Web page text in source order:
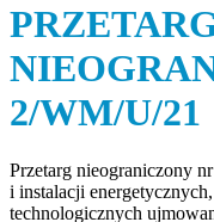
2/WM/U/21
Przetarg nieograniczony
i instalacji
technologicznych